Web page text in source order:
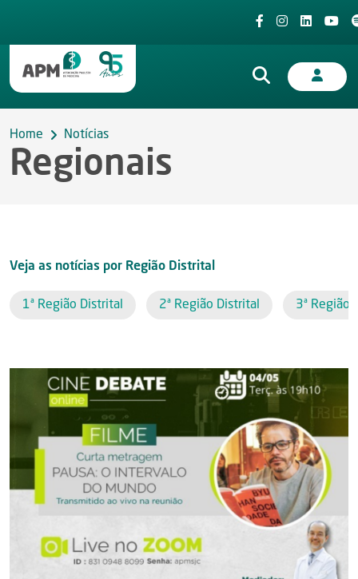
Home Notícias
Regionais
Veja as notícias por Região Distrital
1ª Região Distrital 2ª Região Distrital 3ª Região